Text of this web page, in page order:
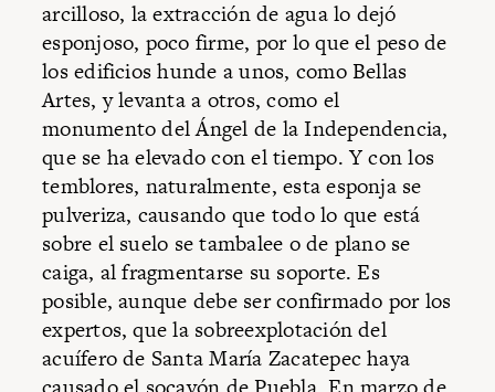
arcilloso, la extracción de agua lo dejó
esponjoso, poco firme, por lo que el peso de
los edificios hunde a unos, como Bellas
Artes, y levanta a otros, como el
monumento del Ángel de la Independencia,
que se ha elevado con el tiempo. Y con los
temblores, naturalmente, esta esponja se
pulveriza, causando que todo lo que está
sobre el suelo se tambalee o de plano se
caiga, al fragmentarse su soporte. Es
posible, aunque debe ser confirmado por los
expertos, que la sobreexplotación del
acuífero de Santa María Zacatepec haya